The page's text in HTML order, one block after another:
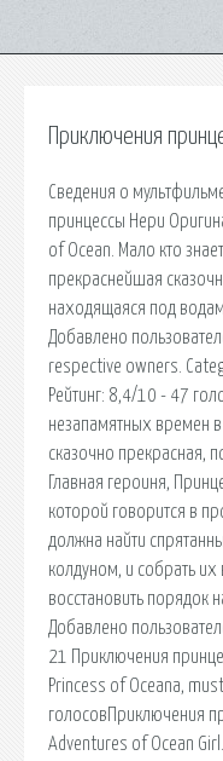
Приключения
Сведения о
принцессы Нери
of Ocean. Мало кто
прекраснейшая
находящаяся под
Добавлено
respective owners.
Рейтинг: 8,4/10 - 47
незапамятных времен в
сказочно прекрасная,
Главная героиня,
которой говорится в
должна найти
колдуном, и собрать
восстановить
Добавлено
21 Приключения
Princess of Oceana,
голосовПриключения
Adventures of Ocean